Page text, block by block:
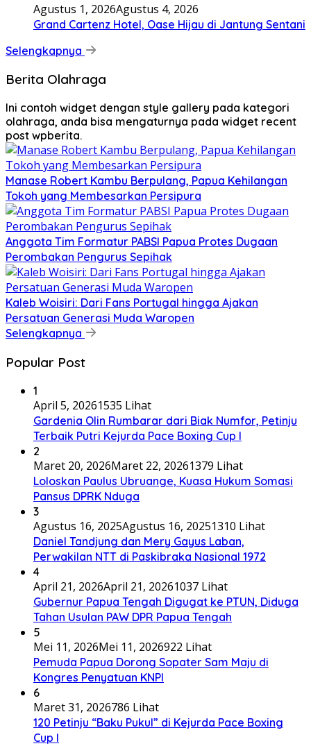
Agustus 1, 2026Agustus 4, 2026
Grand Cartenz Hotel, Oase Hijau di Jantung Sentani
Selengkapnya
Berita Olahraga
Ini contoh widget dengan style gallery pada kategori
olahraga, anda bisa mengaturnya pada widget recent
post wpberita.
Manase Robert Kambu Berpulang, Papua Kehilangan
Tokoh yang Membesarkan Persipura
Anggota Tim Formatur PABSI Papua Protes Dugaan
Perombakan Pengurus Sepihak
Kaleb Woisiri: Dari Fans Portugal hingga Ajakan
Persatuan Generasi Muda Waropen
Selengkapnya
Popular Post
1
April 5, 20261535 Lihat
Gardenia Olin Rumbarar dari Biak Numfor, Petinju
Terbaik Putri Kejurda Pace Boxing Cup I
2
Maret 20, 2026Maret 22, 20261379 Lihat
Loloskan Paulus Ubruange, Kuasa Hukum Somasi
Pansus DPRK Nduga
3
Agustus 16, 2025Agustus 16, 20251310 Lihat
Daniel Tandjung dan Mery Gayus Laban,
Perwakilan NTT di Paskibraka Nasional 1972
4
April 21, 2026April 21, 20261037 Lihat
Gubernur Papua Tengah Digugat ke PTUN, Diduga
Tahan Usulan PAW DPR Papua Tengah
5
Mei 11, 2026Mei 11, 2026922 Lihat
Pemuda Papua Dorong Sopater Sam Maju di
Kongres Penyatuan KNPI
6
Maret 31, 2026786 Lihat
120 Petinju “Baku Pukul” di Kejurda Pace Boxing
Cup I